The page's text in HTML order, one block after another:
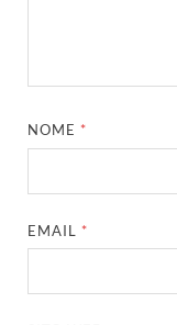
NOME *
EMAIL *